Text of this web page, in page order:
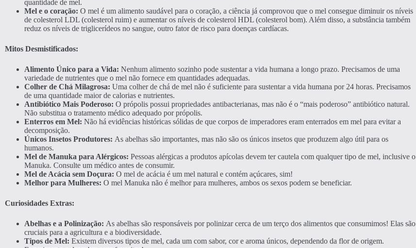
quantidade de mel.
Mel e o coração: O mel é um alimento saudável para o coração, a ciência já comprovou que o mel consegue diminuir os níveis
de colesterol LDL (colesterol ruim) e aumentar os níveis de colesterol HDL (colesterol bom). Além disso, a substância também
reduz os níveis de triglicerídeos no sangue, outro fator de risco para doenças cardíacas.
Mitos Desmistificados:
Alimento Único para a Vida: Nenhum alimento sozinho pode sustentar a vida humana a longo prazo. Precisamos de uma
variedade de nutrientes que o mel não fornece em quantidades adequadas.
Colher de Chá Milagrosa: Uma colher de chá de mel não é suficiente para sustentar a vida humana por 24 horas. Precisamos
de uma quantidade maior de calorias e nutrientes.
Antibiótico Mais Poderoso: O própolis possui propriedades antibacterianas, mas não é o “mais poderoso” antibiótico natural.
Não substitua o tratamento médico adequado por própolis.
Enterros em Mel: Não há evidências históricas sólidas de que corpos de imperadores eram enterrados em mel para evitar a
decomposição.
Únicos Insetos Produtores: As abelhas são importantes, mas não são os únicos insetos que produzem algo útil para os
humanos.
Mel de Manuka para Alérgicos: Pessoas alérgicas a produtos apícolas devem ter cautela com qualquer tipo de mel, inclusive o
Manuka. Consulte um médico antes de consumir.
Mel de Acácia sem Doçura: O mel de acácia é um mel natural e contém açúcares, sim!
Melhor para Mulheres: O mel Manuka não é melhor para mulheres, ambos os sexos podem se beneficiar.
Curiosidades Extras:
Abelhas e a Polinização: As abelhas são responsáveis por polinizar cerca de um terço dos alimentos que consumimos! Elas são
cruciais para a agricultura e a biodiversidade.
Tipos de Mel: Existem diversos tipos de mel, cada um com sabor, cor e aroma únicos, dependendo da flor de origem.